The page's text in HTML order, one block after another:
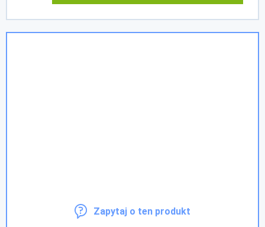
Zapytaj o ten produkt